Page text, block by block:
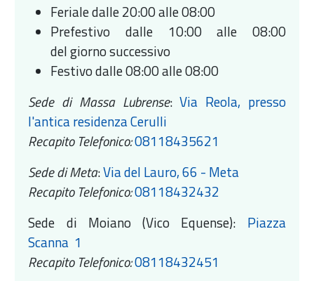
Feriale dalle 20:00 alle 08:00
Prefestivo dalle 10:00 alle 08:00
del giorno successivo
Festivo dalle 08:00 alle 08:00
Sede di Massa Lubrense:Via Reola, presso
l'antica residenza Cerulli
Recapito Telefonico:08118435621
Sede di Meta:Via del Lauro, 66 - Meta
Recapito Telefonico:08118432432
Sede di Moiano (Vico Equense): Piazza
Scanna 1
Recapito Telefonico:08118432451